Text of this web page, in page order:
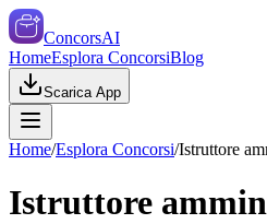
ConcorsAI
HomeEsplora ConcorsiBlog
Scarica App
Home/Esplora Concorsi/Istruttore
Istruttore